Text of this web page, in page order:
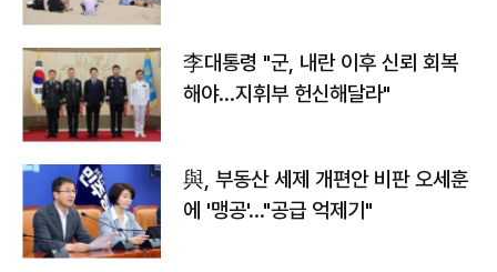
李대통령 "군, 내란 이후 신뢰 회복
해야…지휘부 헌신해달라"
與, 부동산 세제 개편안 비판 오세훈
에 '맹공'…"공급 억제기"